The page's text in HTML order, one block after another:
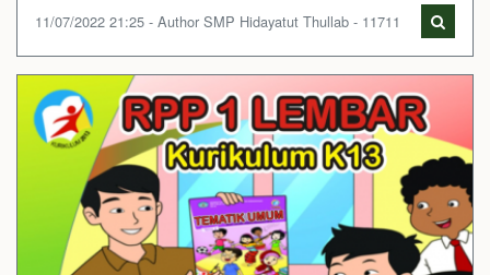
11/07/2022 21:25 - Author SMP Hidayatut Thullab - 11711